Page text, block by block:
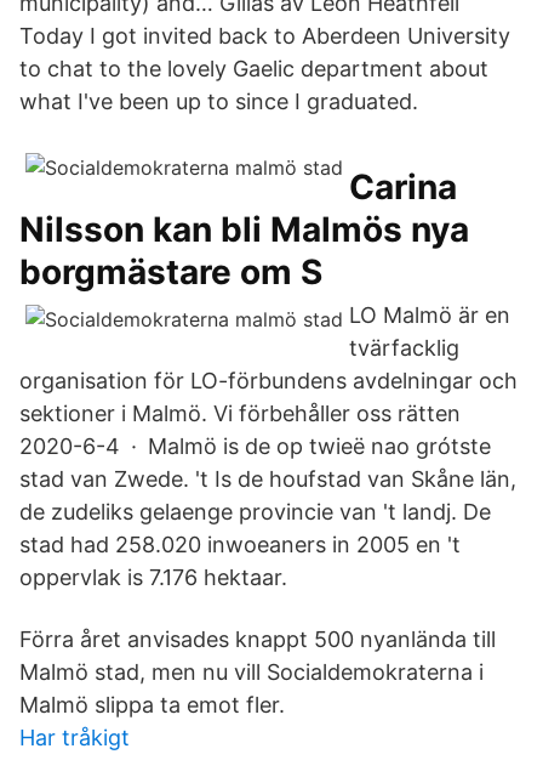
Today I got invited back to Aberdeen University
to chat to the lovely Gaelic department about
what I've been up to since I graduated.
Carina
Nilsson kan bli Malmös nya
borgmästare om S
LO Malmö är en
tvärfacklig
organisation för LO-förbundens avdelningar och
sektioner i Malmö. Vi förbehåller oss rätten
2020-6-4 · Malmö is de op twieë nao grótste
stad van Zwede. 't Is de houfstad van Skåne län,
de zudeliks gelaenge provincie van 't landj. De
stad had 258.020 inwoeaners in 2005 en 't
oppervlak is 7.176 hektaar.
Förra året anvisades knappt 500 nyanlända till
Malmö stad, men nu vill Socialdemokraterna i
Malmö slippa ta emot fler.
Har tråkigt